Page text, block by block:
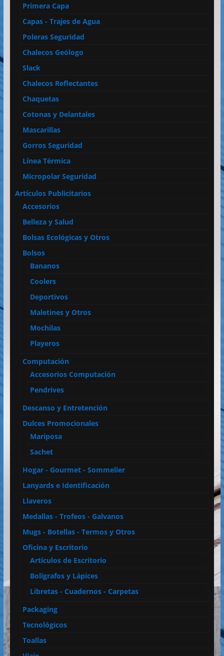
Primera Capa
Capas - Trajes de Agua
Poleras Seguridad
Chalecos Geólogo
Slack
Chalecos Reflectantes
Chaquetas
Cotonas y Delantales
Mascarillas
Gorros Seguridad
Línea Térmica
Micropolar Seguridad
Artículos Publicitarios
Accesorios
Belleza y Salud
Bolsas Ecológicas y Otros
Bolsos
Bananos
Coolers
Deportivos
Maletines y Otros
Mochilas
Playeros
Computación
Accesorios Computación
Pendrives
Descanso y Entretención
Dulces Promocionales
Mariposa
Sachet
Hogar - Gourmet - Sommelier
Lanyards e Identificación
Llaveros
Medallas - Trofeos - Galvanos
Mugs - Botellas - Termos y Otros
Oficina y Escritorio
Artículos de Escritorio
Bolígrafos y Lápices
Libretas - Cuadernos - Carpetas
Packaging
Tecnológicos
Toallas